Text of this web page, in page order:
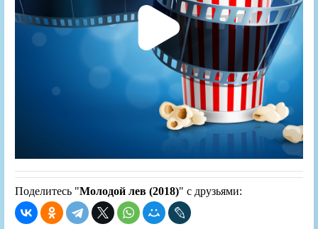
Поделитесь "Молодой лев (2018)" с друзьями: